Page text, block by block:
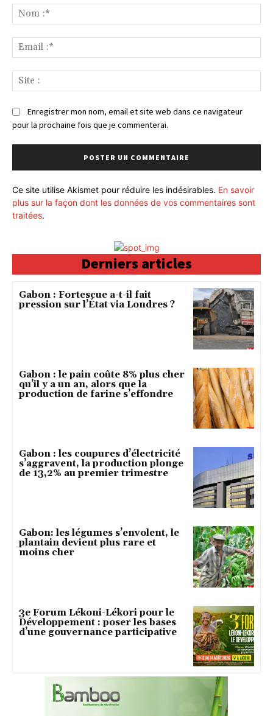
:*
:*
:
Enregistrer mon nom, email et site web dans ce navigateur
pour la prochaine fois que je commenterai.
Ce site utilise Akismet pour réduire les indésirables. En savoir
plus sur la façon dont les données de vos commentaires sont
traitées.
Derniers articles
Gabon : Fortescue a-t-il fait
pression sur l’État via Londres ?
Gabon : le pain coûte 8% plus cher
qu’il y a un an, alors que la
production de farine s’effondre
Gabon : les coupures d’électricité
s’aggravent, la production plonge
de 13,2% au premier trimestre
Gabon: les légumes s’envolent, le
plantain devient plus rare et
moins cher
3e Forum Lékoni-Lékori pour le
Développement : poser les bases
d’une gouvernance participative